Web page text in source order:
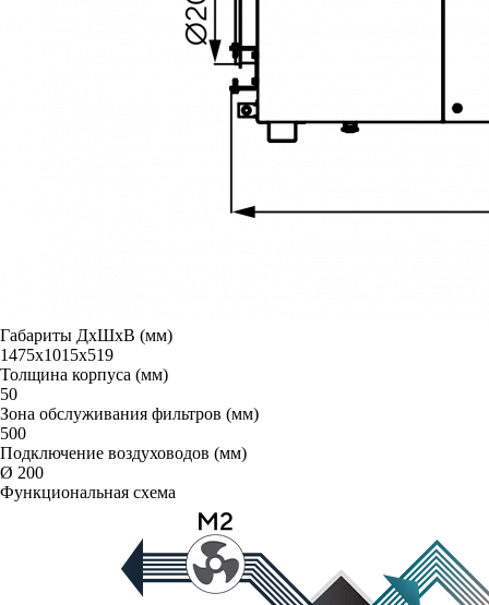
Габариты ДxШxВ (мм)
1475x1015x519
Толщина корпуса (мм)
50
Зона обслуживания фильтров (мм)
500
Подключение воздуховодов (мм)
Ø 200
Функциональная схема